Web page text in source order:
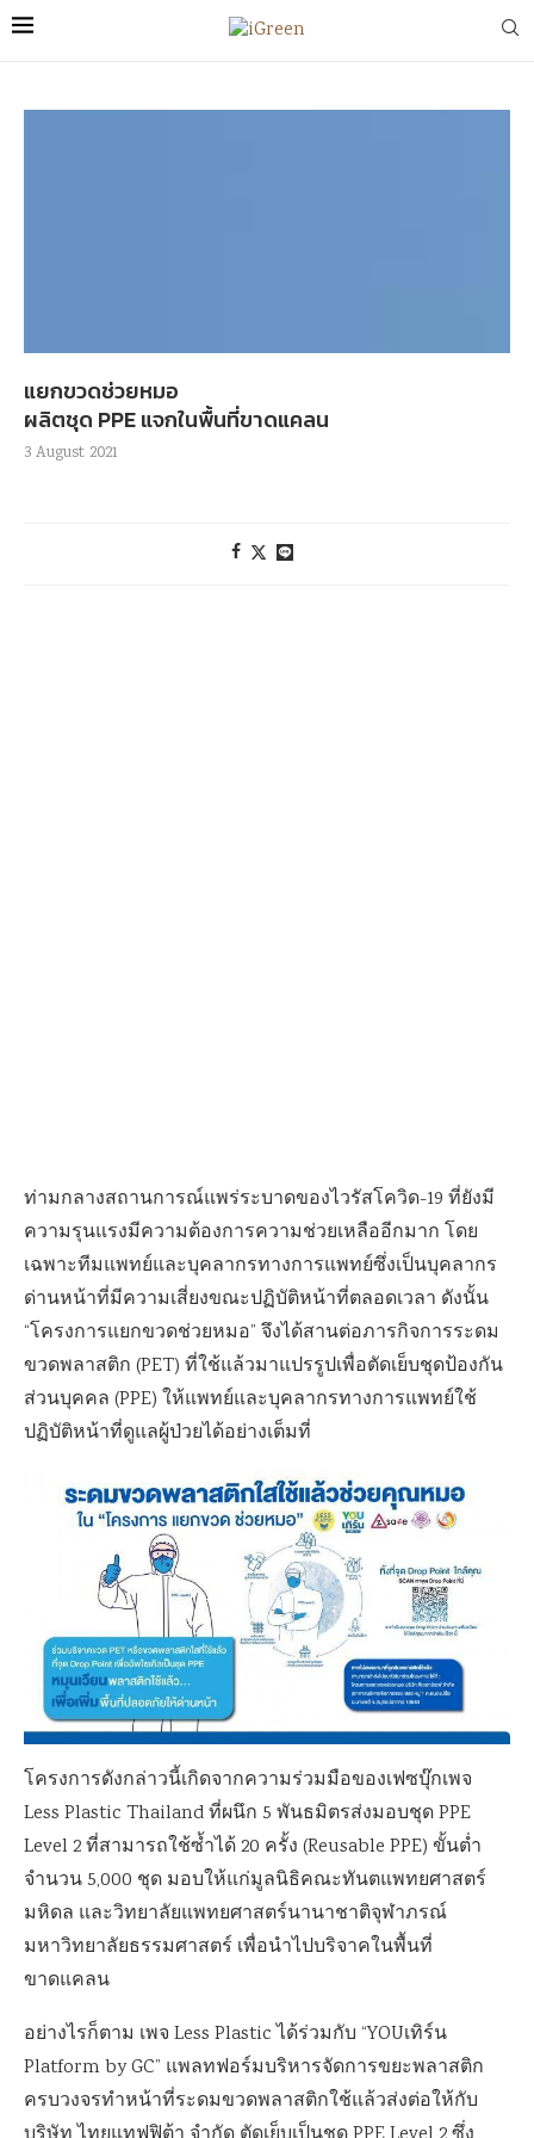
แยกขวดช่วยหมอ
ผลิตชุด PPE แจกในพื้นที่ขาดแคลน
3 August 2021
ท่ามกลางสถานการณ์แพร่ระบาดของไวรัสโควิด-19 ที่ยังมี
ความรุนแรงมีความต้องการความช่วยเหลืออีกมาก โดย
เฉพาะทีมแพทย์และบุคลากรทางการแพทย์ซึ่งเป็นบุคลากร
ด่านหน้าที่มีความเสี่ยงขณะปฏิบัติหน้าที่ตลอดเวลา ดังนั้น
“โครงการแยกขวดช่วยหมอ” จึงได้สานต่อภารกิจการระดม
ขวดพลาสติก (PET) ที่ใช้แล้วมาแปรรูปเพื่อตัดเย็บชุดป้องกัน
ส่วนบุคคล (PPE) ให้แพทย์และบุคลากรทางการแพทย์ใช้
ปฏิบัติหน้าที่ดูแลผู้ป่วยได้อย่างเต็มที่
โครงการดังกล่าวนี้เกิดจากความร่วมมือของเฟซบุ๊กเพจ
Less Plastic Thailand ที่ผนึก 5 พันธมิตรส่งมอบชุด PPE
Level 2 ที่สามารถใช้ซ้ำได้ 20 ครั้ง (Reusable PPE) ขั้นต่ำ
จำนวน 5,000 ชุด มอบให้แก่มูลนิธิคณะทันตแพทยศาสตร์
มหิดล และวิทยาลัยแพทยศาสตร์นานาชาติจุฬาภรณ์
มหาวิทยาลัยธรรมศาสตร์ เพื่อนำไปบริจาคในพื้นที่
ขาดแคลน
อย่างไรก็ตาม เพจ Less Plastic ได้ร่วมกับ “YOUเทิร์น
Platform by GC” แพลทฟอร์มบริหารจัดการขยะพลาสติก
ครบวงจรทำหน้าที่ระดมขวดพลาสติกใช้แล้วส่งต่อให้กับ